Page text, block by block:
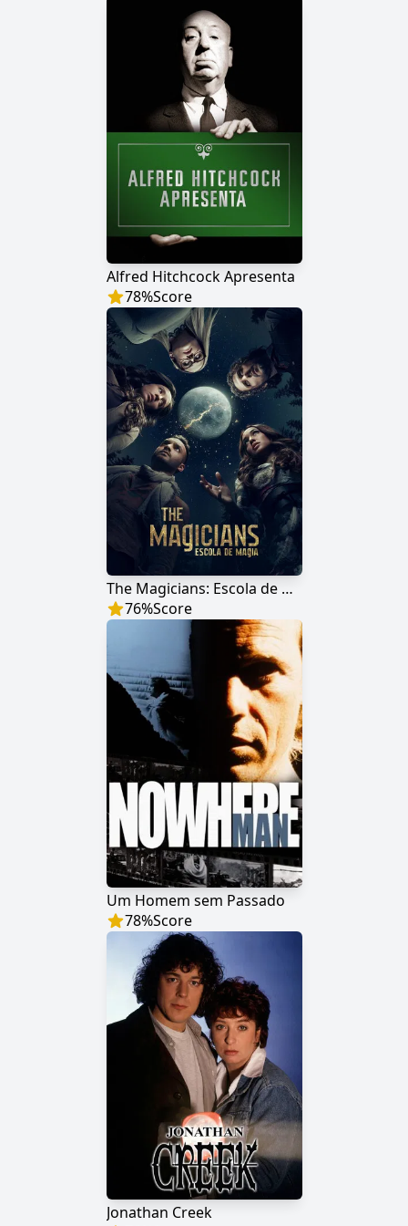
Alfred Hitchcock Apresenta
78%Score
The Magicians: Escola de Magia
76%Score
Um Homem sem Passado
78%Score
Jonathan Creek